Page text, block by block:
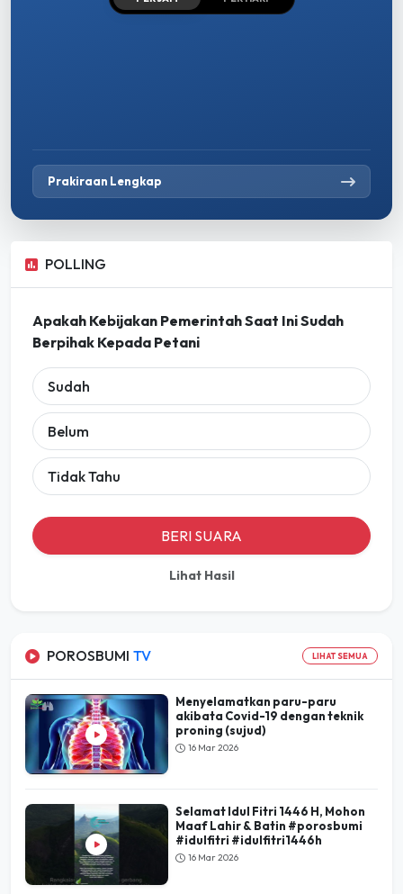
Prakiraan Lengkap
POLLING
Apakah Kebijakan Pemerintah Saat Ini Sudah
Berpihak Kepada Petani
Sudah
Belum
Tidak Tahu
BERI SUARA
Lihat Hasil
POROSBUMI TV LIHAT SEMUA
Menyelamatkan paru-paru
akibata Covid-19 dengan teknik
proning (sujud)
16 Mar 2026
Selamat Idul Fitri 1446 H, Mohon
Maaf Lahir & Batin #porosbumi
#idulfitri #idulfitri1446h
16 Mar 2026